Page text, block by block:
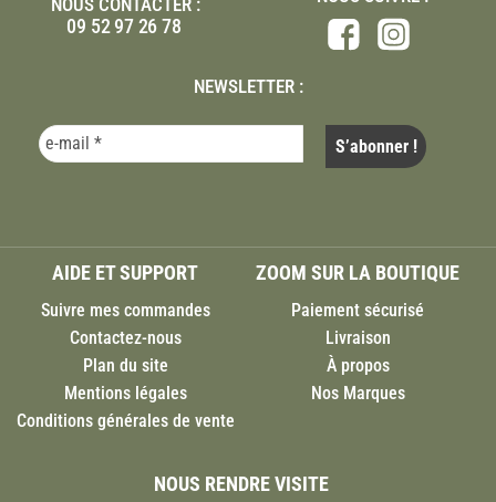
09 52 97 26 78
NEWSLETTER :
AIDE ET SUPPORT
Suivre mes commandes
Contactez-nous
Plan du site
Mentions légales
Conditions générales de vente
ZOOM SUR LA BOUTIQUE
Paiement sécurisé
Livraison
À propos
Nos Marques
NOUS RENDRE VISITE